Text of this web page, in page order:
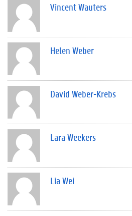
Vincent Wauters
Helen Weber
David Weber-Krebs
Lara Weekers
Lia Wei